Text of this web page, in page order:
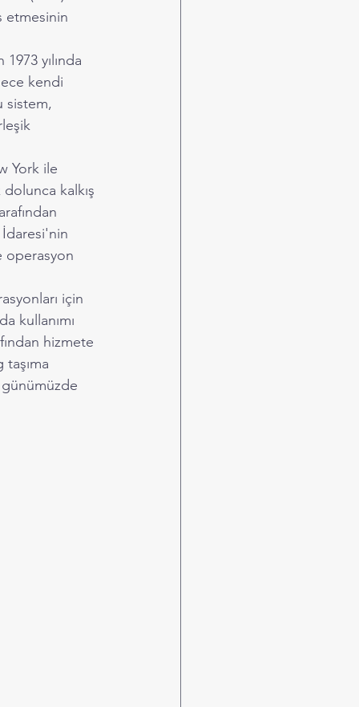
etmesinin
yılında
kendi
sistem,
York ile
kalkış
İdaresi'nin
operasyon
için
kullanımı
hizmete
günümüzde